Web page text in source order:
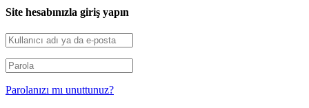
Site hesabınızla giriş yapın
Parolanızı mı unuttunuz?